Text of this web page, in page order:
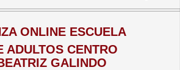
ONLINE ESCUELA
ADULTOS CENTRO
GALINDO